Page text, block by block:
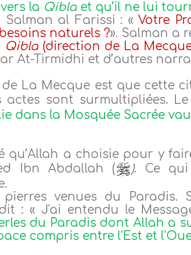
la Qibla et qu’il ne lui
al Farissi : «Votre
naturels ?». Salman a
Qibla(direction de La
At-Tirmidhi et d’autres
La Mecque est que cette
actes sont surmultipliées.
dans la Mosquée Sacrée
qu’Allah a choisie pour y
Ibn Abdallah (
). Ce qui
venues du Paradis.
: « J'ai entendu le
du Paradis dont Allah a
compris entre l'Est et